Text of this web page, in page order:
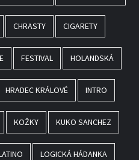
CHRASTY CIGARETY
FESTIVAL HOLANDSKÁ
HRADEC KRÁLOVÉ INTRO
KOŽKY KUKO SANCHEZ
LOGICKÁ HÁDANKA